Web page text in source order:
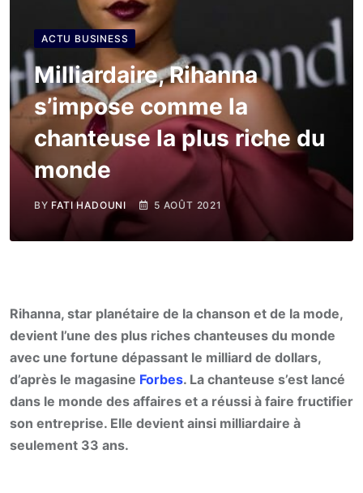
ACTU BUSINESS
Milliardaire, Rihanna
s’impose comme la
chanteuse la plus riche du
monde
BY FATI HADOUNI 5 AOÛT 2021
Rihanna, star planétaire de la chanson et de la mode,
devient l’une des plus riches chanteuses du monde
avec une fortune dépassant le milliard de dollars,
d’après le magasine Forbes. La chanteuse s’est lancé
dans le monde des affaires et a réussi à faire fructifier
son entreprise. Elle devient ainsi milliardaire à
seulement 33 ans.